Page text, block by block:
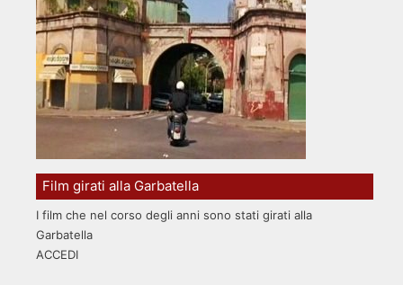
Film girati alla Garbatella
I film che nel corso degli anni sono stati girati alla
Garbatella
ACCEDI